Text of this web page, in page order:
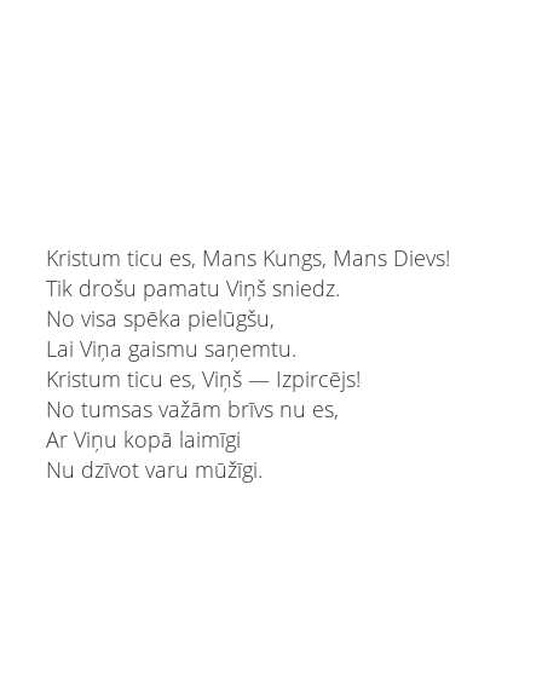
Kristum ticu es, Mans Kungs, Mans Dievs!
Tik drošu pamatu Viņš sniedz.
No visa spēka pielūgšu,
Lai Viņa gaismu saņemtu.
Kristum ticu es, Viņš — Izpircējs!
No tumsas važām brīvs nu es,
Ar Viņu kopā laimīgi
Nu dzīvot varu mūžīgi.